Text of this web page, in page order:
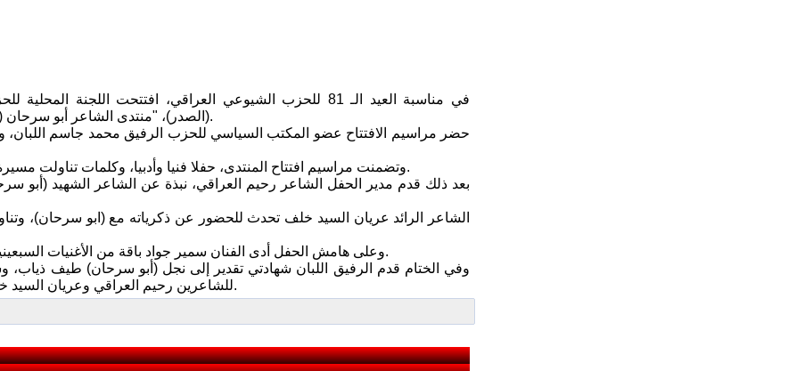
في مناسبة العيد الـ 81 للحزب الشيوعي العراقي، افتتحت اللجنة
(الصدر)، "منتدى الشاعر أبو سرحان (ذياب كزار) الثقافي" في مقرها الجديد في منطقة الطالبية وسط بغداد.
حضر مراسيم الافتتاح عضو المكتب السياسي للحزب الرفيق محمد جاسم اللبان،
وتضمنت مراسيم افتتاح المنتدى، حفلا فنيا وأدبيا، وكلمات تناولت مسيرة الحزب الشيوعي العراقي، ونضاله الطويل في سبيل الوطن والشعب.
بعد ذلك قدم مدير الحفل الشاعر رحيم العراقي، نبذة عن الشاعر الشهيد (أبو
الشاعر الرائد عريان السيد خلف تحدث للحضور عن ذكرياته مع (ابو سرحان)،
وعلى هامش الحفل أدى الفنان سمير جواد باقة من الأغنيات السبعينية الأصيلة، تخللتها قصائد للشاعرين رحيم العراقي وعريان السيد خلف.
وفي الختام قدم الرفيق اللبان شهادتي تقدير إلى نجل (أبو سرحان) طيف ذياب،
للشاعرين رحيم العراقي وعريان السيد خلف، ووزع الرفيق حجاز بهية شهادات تقدير على عائلات شهداء الحزب.